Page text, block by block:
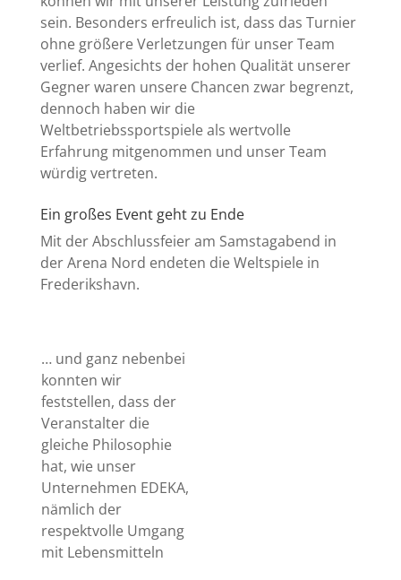
sein. Besonders erfreulich ist, dass das Turnier
ohne größere Verletzungen für unser Team
verlief. Angesichts der hohen Qualität unserer
Gegner waren unsere Chancen zwar begrenzt,
dennoch haben wir die
Weltbetriebssportspiele als wertvolle
Erfahrung mitgenommen und unser Team
würdig vertreten.
Ein großes Event geht zu Ende
Mit der Abschlussfeier am Samstagabend in
der Arena Nord endeten die Weltspiele in
Frederikshavn.
… und ganz nebenbei
konnten wir
feststellen, dass der
Veranstalter die
gleiche Philosophie
hat, wie unser
Unternehmen EDEKA,
nämlich der
respektvolle Umgang
mit Lebensmitteln